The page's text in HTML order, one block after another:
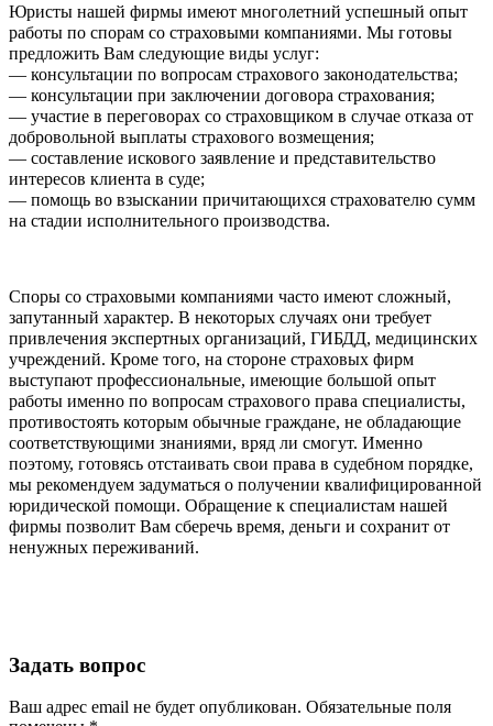
Юристы нашей фирмы имеют многолетний успешный опыт
работы по спорам со страховыми компаниями. Мы готовы
предложить Вам следующие виды услуг:
— консультации по вопросам страхового законодательства;
— консультации при заключении договора страхования;
— участие в переговорах со страховщиком в случае отказа от
добровольной выплаты страхового возмещения;
— составление искового заявление и представительство
интересов клиента в суде;
— помощь во взыскании причитающихся страхователю сумм
на стадии исполнительного производства.
Споры со страховыми компаниями часто имеют сложный,
запутанный характер. В некоторых случаях они требует
привлечения экспертных организаций, ГИБДД, медицинских
учреждений. Кроме того, на стороне страховых фирм
выступают профессиональные, имеющие большой опыт
работы именно по вопросам страхового права специалисты,
противостоять которым обычные граждане, не обладающие
соответствующими знаниями, вряд ли смогут. Именно
поэтому, готовясь отстаивать свои права в судебном порядке,
мы рекомендуем задуматься о получении квалифицированной
юридической помощи. Обращение к специалистам нашей
фирмы позволит Вам сберечь время, деньги и сохранит от
ненужных переживаний.
Задать вопрос
Ваш адрес email не будет опубликован. Обязательные поля